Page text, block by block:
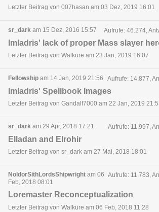
Letzter Beitrag von 007hasan am 03 Dez, 2019 16:01
sr_dark am 15 Dez, 2016 15:57 Aufrufe: 46.274,
Imladris' lack of proper Mass slayer
Letzter Beitrag von Walküre am 23 Jan, 2019 16:07
Fellowship am 14 Jan, 2019 21:56 Aufrufe: 14.877,
Imladris' Spellbook Images
Letzter Beitrag von Gandalf7000 am 22 Jan, 2019
sr_dark am 29 Apr, 2018 17:21 Aufrufe: 11.997,
Elladan and Elrohir
Letzter Beitrag von sr_dark am 27 Mai, 2018 18:01
NoldorSithLordsShipwright am 06
Feb, 2018 08:01
Aufrufe: 11.783,
Loremaster Reconceptualization
Letzter Beitrag von Walküre am 06 Feb, 2018 11:28